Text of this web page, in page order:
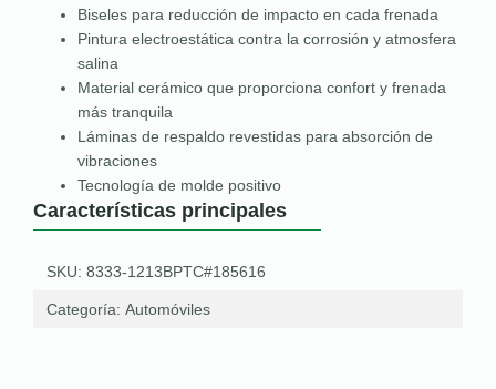
Biseles para reducción de impacto en cada frenada
Pintura electroestática contra la corrosión y atmosfera
salina
Material cerámico que proporciona confort y frenada
más tranquila
Láminas de respaldo revestidas para absorción de
vibraciones
Tecnología de molde positivo
Características principales
SKU: 8333-1213BPTC#185616
Categoría: Automóviles